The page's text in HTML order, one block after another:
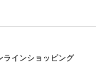
ラインショッピング